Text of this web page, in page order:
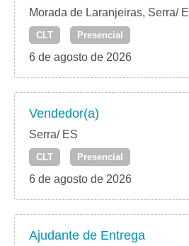
Morada de Laranjeiras, Serra/
CLT Presencial
6 de agosto de 2026
Vendedor(a)
Serra/ ES
CLT Presencial
6 de agosto de 2026
Ajudante de Entrega